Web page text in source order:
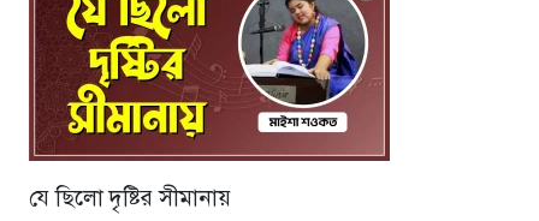
যে ছিলো দৃষ্টির সীমানায়